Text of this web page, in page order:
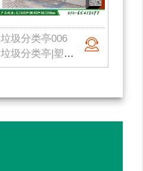
垃圾分类亭006
垃圾分类亭|塑料垃圾桶|户外垃圾站|公园垃圾桶|学校分类垃圾亭|北京垃圾桶厂家